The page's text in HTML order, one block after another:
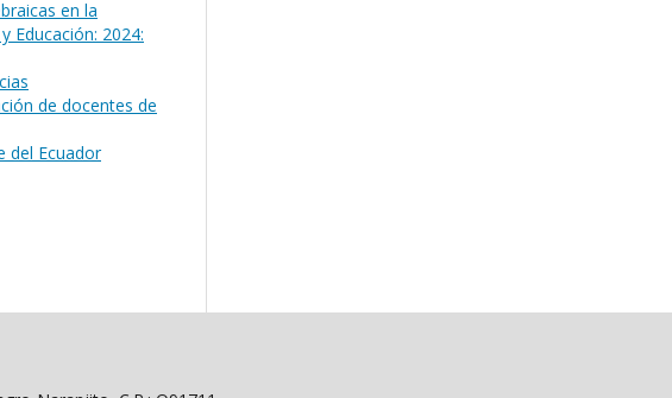
en la
Educación: 2024:
de docentes de
del Ecuador